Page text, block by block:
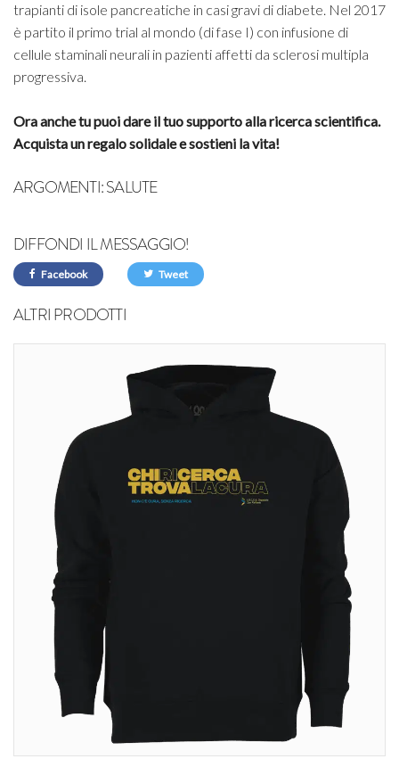
trapianti di isole pancreatiche in casi gravi di diabete. Nel 2017
è partito il primo trial al mondo (di fase I) con infusione di
cellule staminali neurali in pazienti affetti da sclerosi multipla
progressiva.
Ora anche tu puoi dare il tuo supporto alla ricerca scientifica.
Acquista un regalo solidale e sostieni la vita!
ARGOMENTI:SALUTE
DIFFONDI IL MESSAGGIO!
Facebook Tweet
ALTRI PRODOTTI